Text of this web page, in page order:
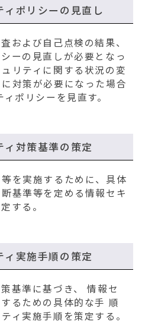
ポリシーの見直し
および自己点検の結果、
ーの見直しが必要となっ
リティに関する状況の変
対策が必要になった場合
ポリシーを見直す。
対策基準の策定
を実施するために、具体
基準等を定める情報セキ
する。
実施手順の策定
基準に基づき、 情報セ
るための具体的な手 順
ィ実施手順を策定する。